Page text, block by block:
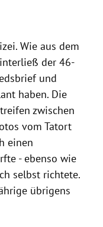
Wie aus dem
der 46-
und
haben. Die
zwischen
vom Tatort
einen
- ebenso wie
selbst richtete.
übrigens